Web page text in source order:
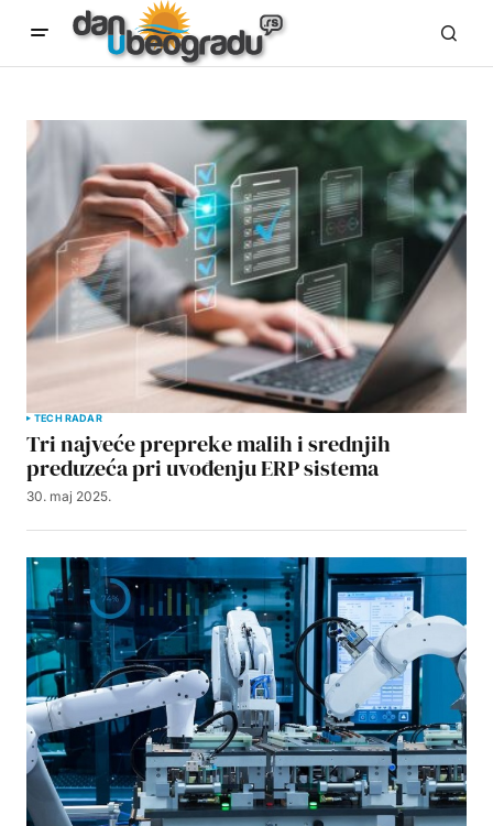
TECH RADAR
Tri najveće prepreke malih i srednjih
preduzeća pri uvođenju ERP sistema
30. maj 2025.